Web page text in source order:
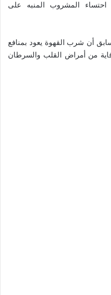
احتساء المشروب المنبه على
أن شرب القهوة يعود بمنافع
من أمراض القلب والسرطان